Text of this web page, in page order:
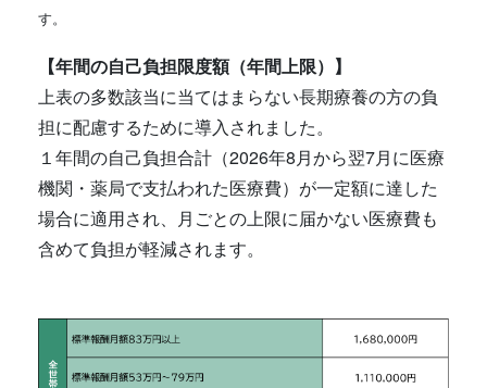
す。
【年間の自己負担限度額（年間上限）】
上表の多数該当に当てはまらない長期療養の方の負
担に配慮するために導入されました。
１年間の自己負担合計（2026年8月から翌7月に医療
機関・薬局で支払われた医療費）が一定額に達した
場合に適用され、月ごとの上限に届かない医療費も
含めて負担が軽減されます。